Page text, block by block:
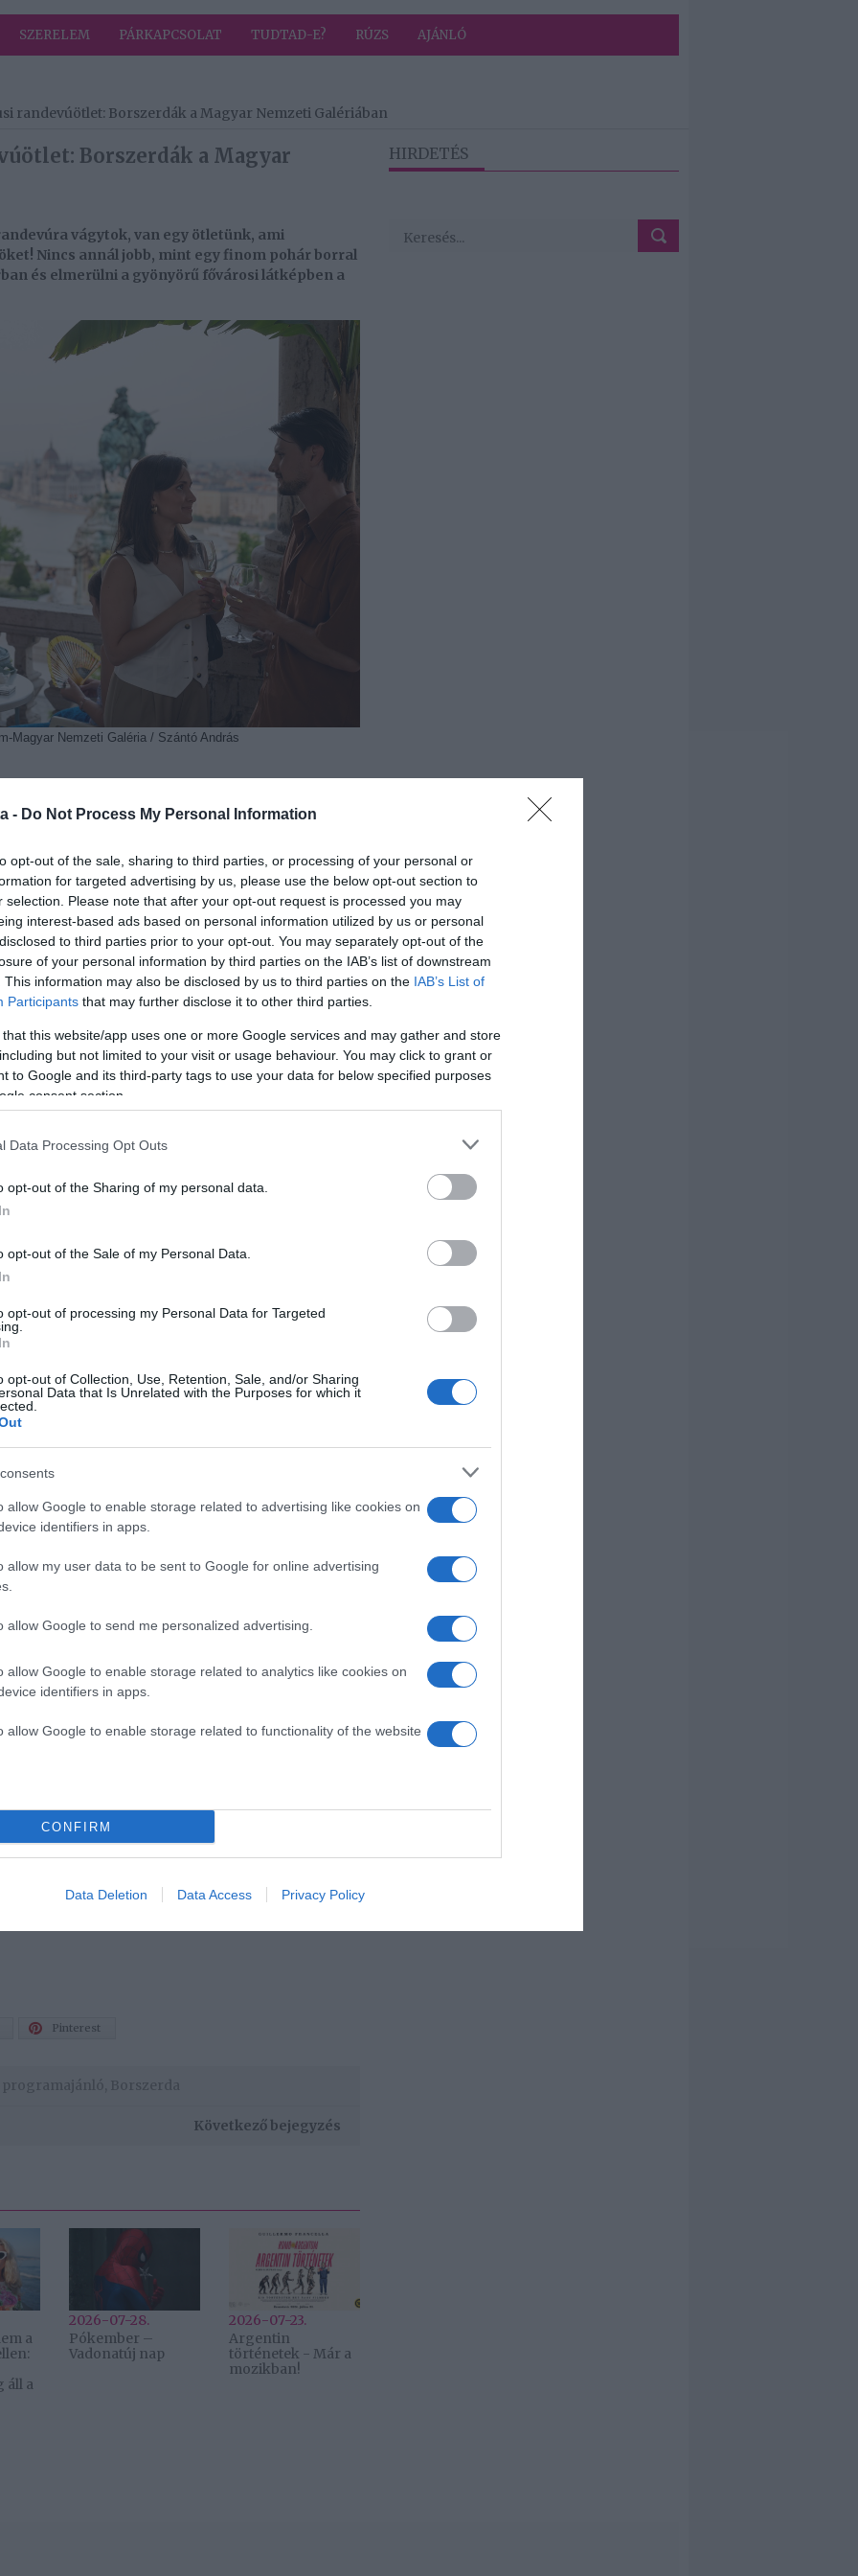
- Do Not Process My Personal Information
opt-out of the sale, sharing to third parties, or processing of your personal or
for targeted advertising by us, please use the below opt-out section to
selection. Please note that after your opt-out request is processed you may
interest-based ads based on personal information utilized by us or personal
to third parties prior to your opt-out. You may separately opt-out of the
of your personal information by third parties on the IAB’s list of downstream
This information may also be disclosed by us to third parties on the IAB’s List of
Participants that may further disclose it to other third parties.
that this website/app uses one or more Google services and may gather and store
but not limited to your visit or usage behaviour. You may click to grant or
to Google and its third-party tags to use your data for below specified purposes
consent section.
Data Processing Opt Outs
opt-out of the Sharing of my personal data.
opt-out of the Sale of my Personal Data.
opt-out of processing my Personal Data for Targeted
opt-out of Collection, Use, Retention, Sale, and/or Sharing
Data that Is Unrelated with the Purposes for which it
allow Google to enable storage related to advertising like cookies on
identifiers in apps.
allow my user data to be sent to Google for online advertising
allow Google to send me personalized advertising.
allow Google to enable storage related to analytics like cookies on
identifiers in apps.
allow Google to enable storage related to functionality of the website
CONFIRM
Data Deletion Data Access Privacy Policy
SZERELEM PÁRKAPCSOLAT TUDTAD-E? RÚZS AJÁNLÓ
randevúötlet: Borszerdák a Magyar Nemzeti Galériában
Borszerdák a Magyar
vágytok, van egy ötletünk, ami
Nincs annál jobb, mint egy finom pohár borral
és elmerülni a gyönyörű fővárosi látképben a
Magyar Nemzeti Galéria / Szántó András
új történet és minden remekmű egy új színt visz a
Klasszikus vagy kortárs? A bor és a
a Magyar Nemzeti Galériában kéz a kézben
a hétköznapokból kiszakadva az érdeklődők
pincészet boraival, valamint a múzeum
köré szerveződnek: középpontba kerül többek
szecessziós plakátokat és tárgykultúrát
századfordulós polgári otthonok világát, a
hangulatát, a városi nők öltözködését, szokásait, a
a biciklizést, a gyógyfürdők látogatását
Magyar Nemzeti Galéria / Szántó András
Pincészete, a Borbély Családi Pincészet, a Gál
Pincészet garantálják a finom borokat.
szólóban, Gyárfás István és Oláh Zoltán,
Juhász Gábor és Kovács Zoltán gitár-nagybőgő
a Magyar Nemzeti Galéria teraszáról egy-két
szerda esténként!
el a Magyar Nemzeti Galéria oldalára a
Pinterest
programajánló Borszerda
Következő bejegyzés
a
áll a
2026-07-28.
Pókember –
Vadonatúj nap
2026-07-23.
Argentin
történetek - Már a
mozikban!
HIRDETÉS